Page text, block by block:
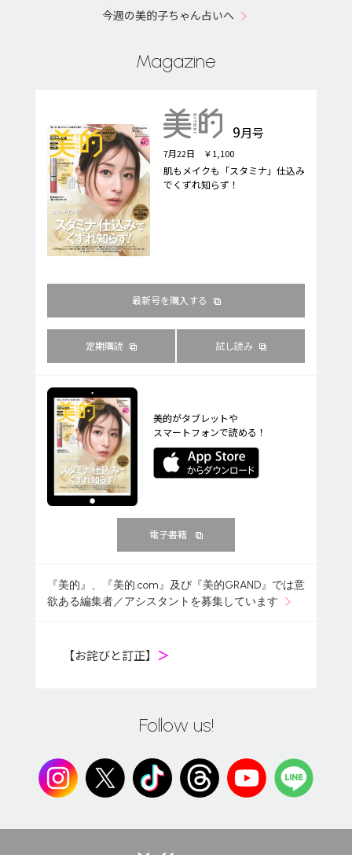
今週の美的子ちゃん占いへ
Magazine
9月号
7月22日 ￥1,100
肌もメイクも「スタミナ」仕込み
でくずれ知らず！
最新号を購入する
定期購読 試し読み
美的がタブレットや
スマートフォンで読める！
電子書籍
『美的』、『美的.com』及び『美的GRAND』では意
欲ある編集者／アシスタントを募集しています
【お詫びと訂正】 ＞
Follow us!